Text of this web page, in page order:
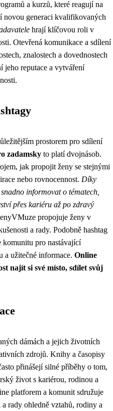
a kurzů, které reagují na
novou generaci kvalifikovaných
hrají klíčovou roli v
Otevřená komunikace a sdílení
znalostech a dovednostech
jeho reputace a vytváření
prostorem pro sdílení
zadamsky to platí dvojnásob.
jak propojit ženy se stejnými
nebo rovnocennost. Díky
informovat o tématech,
přes kariéru až po zdravý
propojuje ženy v
a rady. Podobně hashtag
pro nastávající
a užitečné informace. Online
najít si své místo, sdílet svůj
dámách a jejich životních
zdrojů. Knihy a časopisy
přinášejí silné příběhy o tom,
život s kariérou, rodinou a
platforem a komunit sdružuje
rady ohledně vztahů, rodiny a